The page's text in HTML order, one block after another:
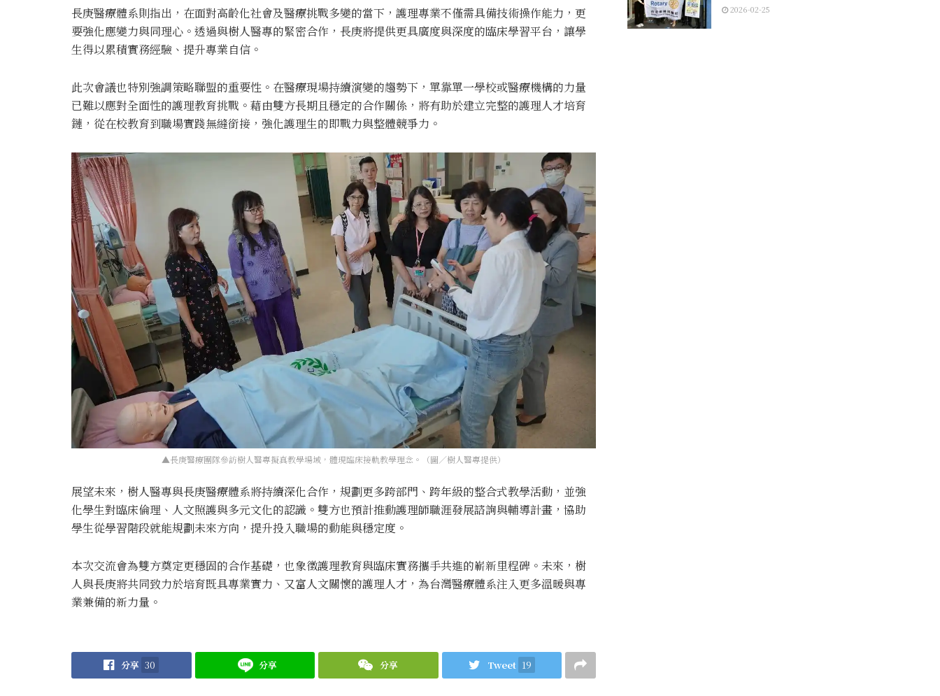
長庚醫療體系則指出，在面對高齡化社會及醫療挑戰多變的當下，護理專業不僅需具備技術操作能力，更
要強化應變力與同理心。透過與樹人醫專的緊密合作，長庚將提供更具廣度與深度的臨床學習平台，讓學
生得以累積實務經驗、提升專業自信。
此次會議也特別強調策略聯盟的重要性。在醫療現場持續演變的趨勢下，單靠單一學校或醫療機構的力量
已難以應對全面性的護理教育挑戰。藉由雙方長期且穩定的合作關係，將有助於建立完整的護理人才培育
鏈，從在校教育到職場實踐無縫銜接，強化護理生的即戰力與整體競爭力。
▲長庚醫療團隊參訪樹人醫專擬真教學場域，體現臨床接軌教學理念。（圖／樹人醫專提供）
展望未來，樹人醫專與長庚醫療體系將持續深化合作，規劃更多跨部門、跨年級的整合式教學活動，並強
化學生對臨床倫理、人文照護與多元文化的認識。雙方也預計推動護理師職涯發展諮詢與輔導計畫，協助
學生從學習階段就能規劃未來方向，提升投入職場的動能與穩定度。
本次交流會為雙方奠定更穩固的合作基礎，也象徵護理教育與臨床實務攜手共進的嶄新里程碑。未來，樹
人與長庚將共同致力於培育既具專業實力、又富人文關懷的護理人才，為台灣醫療體系注入更多溫暖與專
業兼備的新力量。
分享 30 分享 分享 Tweet 19
2026-02-25